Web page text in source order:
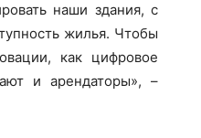
наши здания, с
жилья. Чтобы
как цифровое
и арендаторы», –